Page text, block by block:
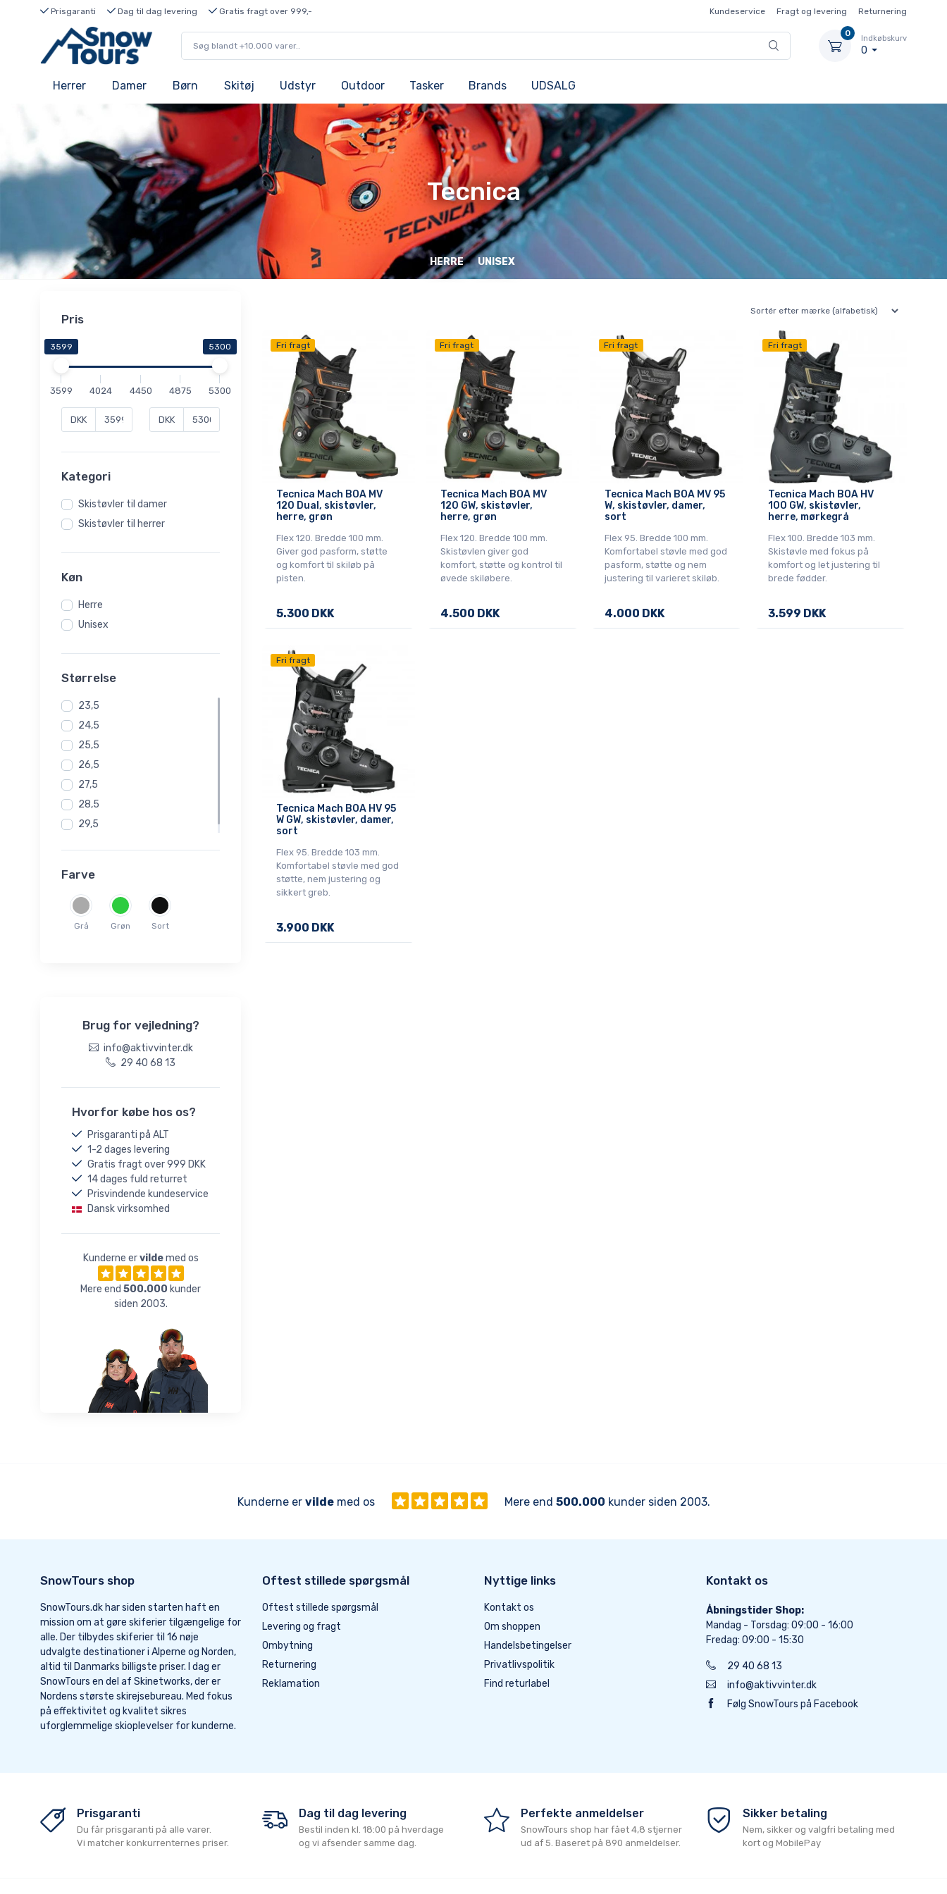
Prisgaranti Dag til dag levering Gratis fragt over 999,- Kundeservice Fragt og levering Returnering
0
Indkøbskurv
0
Herrer Damer Børn Skitøj Udstyr Outdoor Tasker Brands UDSALG
Tecnica
HERRE UNISEX
Pris
3599 5300
3599 4024 4450 4875 5300
DKK DKK
Kategori
Skistøvler til damer
Skistøvler til herrer
Køn
Herre
Unisex
Størrelse
23,5
24,5
25,5
26,5
27,5
28,5
29,5
Farve
Grå Grøn Sort
Brug for vejledning?
info@aktivvinter.dk
29 40 68 13
Hvorfor købe hos os?
Prisgaranti på ALT
1-2 dages levering
Gratis fragt over 999 DKK
14 dages fuld returret
Prisvindende kundeservice
Dansk virksomhed
Kunderne ervildemed os
Mere end 500.000 kunder
siden 2003.
Fri fragt
Tecnica Mach BOA MV
120 Dual, skistøvler,
herre, grøn
Flex 120. Bredde 100 mm.
Giver god pasform, støtte
og komfort til skiløb på
pisten.
5.300 DKK
Fri fragt
Tecnica Mach BOA MV
120 GW, skistøvler,
herre, grøn
Flex 120. Bredde 100 mm.
Skistøvlen giver god
komfort, støtte og kontrol til
øvede skiløbere.
4.500 DKK
Fri fragt
Tecnica Mach BOA MV 95
W, skistøvler, damer,
sort
Flex 95. Bredde 100 mm.
Komfortabel støvle med god
pasform, støtte og nem
justering til varieret skiløb.
4.000 DKK
Fri fragt
Tecnica Mach BOA HV
100 GW, skistøvler,
herre, mørkegrå
Flex 100. Bredde 103 mm.
Skistøvle med fokus på
komfort og let justering til
brede fødder.
3.599 DKK
Fri fragt
Tecnica Mach BOA HV 95
W GW, skistøvler, damer,
sort
Flex 95. Bredde 103 mm.
Komfortabel støvle med god
støtte, nem justering og
sikkert greb.
3.900 DKK
Kunderne er vildemed os Mere end 500.000 kunder siden 2003.
SnowTours shop
SnowTours.dk har siden starten haft en
mission om at gøre skiferier tilgængelige for
alle. Der tilbydes skiferier til 16 nøje
udvalgte destinationer i Alperne og Norden,
altid til Danmarks billigste priser. I dag er
SnowTours en del af Skinetworks, der er
Nordens største skirejsebureau. Med fokus
på effektivitet og kvalitet sikres
uforglemmelige skioplevelser for kunderne.
Oftest stillede spørgsmål
Oftest stillede spørgsmål
Levering og fragt
Ombytning
Returnering
Reklamation
Nyttige links
Kontakt os
Om shoppen
Handelsbetingelser
Privatlivspolitik
Find returlabel
Kontakt os
Åbningstider Shop:
Mandag - Torsdag: 09:00 - 16:00
Fredag: 09:00 - 15:30
29 40 68 13
info@aktivvinter.dk
Følg SnowTours på Facebook
Prisgaranti
Du får prisgaranti på alle varer.
Vi matcher konkurrenternes priser.
Dag til dag levering
Bestil inden kl. 18:00 på hverdage
og vi afsender samme dag.
Perfekte anmeldelser
SnowTours shop har fået 4,8 stjerner
ud af 5 . Baseret på 890 anmeldelser.
Sikker betaling
Nem, sikker og valgfri betaling med
kort og MobilePay